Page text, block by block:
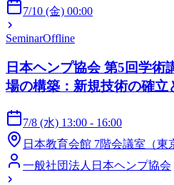
7/10 (金) 00:00
SeminarOffline
日本ヘンプ協会 第5回学術
場の構築：新規技術の確立
7/8 (水) 13:00 - 16:00
日本教育会館 7階会議室（東
一般社団法人日本ヘンプ協会